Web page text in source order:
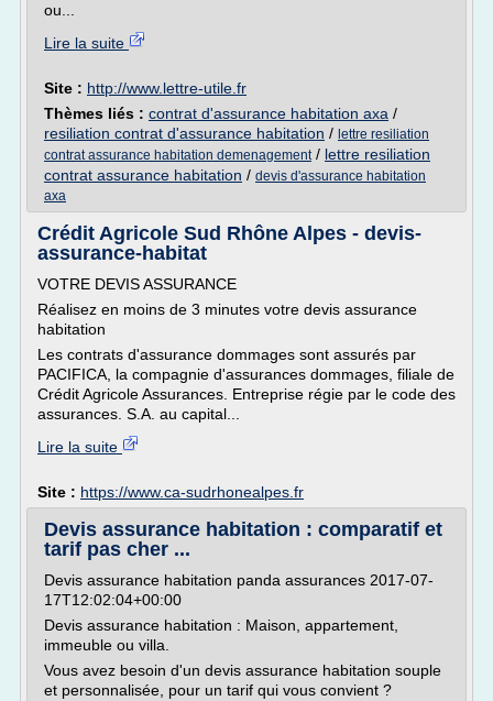
ou...
Lire la suite
Site : http://www.lettre-utile.fr
Thèmes liés : contrat d'assurance habitation axa /
resiliation contrat d'assurance habitation / lettre resiliation
contrat assurance habitation demenagement/ lettre resiliation
contrat assurance habitation / devis d'assurance habitation
axa
Crédit Agricole Sud Rhône Alpes - devis-
assurance-habitat
VOTRE DEVIS ASSURANCE
Réalisez en moins de 3 minutes votre devis assurance
habitation
Les contrats d'assurance dommages sont assurés par
PACIFICA, la compagnie d'assurances dommages, filiale de
Crédit Agricole Assurances. Entreprise régie par le code des
assurances. S.A. au capital...
Lire la suite
Site : https://www.ca-sudrhonealpes.fr
Devis assurance habitation : comparatif et
tarif pas cher ...
Devis assurance habitation panda assurances 2017-07-
17T12:02:04+00:00
Devis assurance habitation : Maison, appartement,
immeuble ou villa.
Vous avez besoin d'un devis assurance habitation souple
et personnalisée, pour un tarif qui vous convient ?